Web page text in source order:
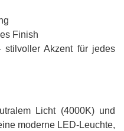
Finish
Akzent für jedes
Licht (4000K) und
moderne LED-Leuchte,